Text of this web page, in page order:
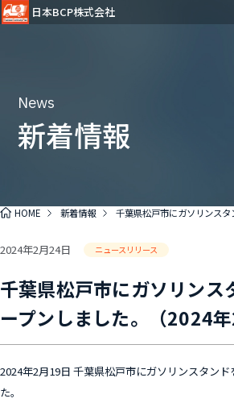
日本BCP株式会社
News
新着情報
HOME 新着情報 千葉県松戸市にガソリンス
2024年2月24日 ニュースリリース
千葉県松戸市にガソリンス
ープンしました。（2024年
2024年2月19日 千葉県松戸市にガソリンスタンド
た。